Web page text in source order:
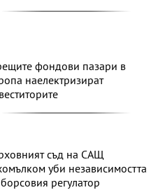
фондови пазари в
наелектризират
съд на САЩ
уби независимостта
регулатор